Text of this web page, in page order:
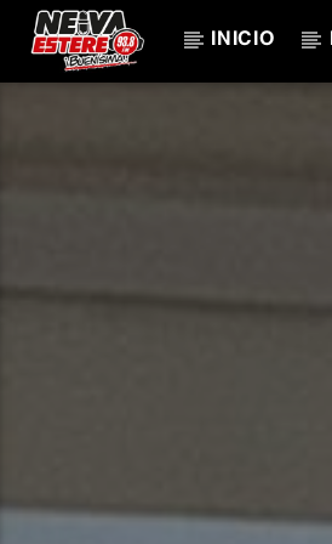
INICIO